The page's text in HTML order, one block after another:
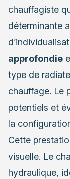
chauffagiste
déterminante
approfondie
type de
chauffage. Le
potentiels et
la
Cette
visuelle. Le
hydraulique,